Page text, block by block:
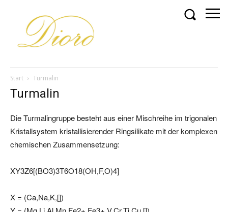
Start Turmalin
Turmalin
Die Turmalingruppe besteht aus einer Mischreihe im trigonalen
Kristallsystem kristallisierender Ringsilikate mit der komplexen
chemischen Zusammensetzung:
XY3Z6[(BO3)3T6O18(OH,F,O)4]
X = (Ca,Na,K,[])